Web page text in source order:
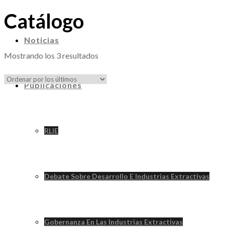
Noticias
Publicaciones
RLIE
Debate Sobre Desarrollo E Industrias Extractivas
Gobernanza En Las Industrias Extractivas
Catálogo
Mostrando los 3 resultados
los